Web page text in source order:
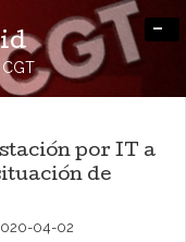
-
por IT a
de
04-02